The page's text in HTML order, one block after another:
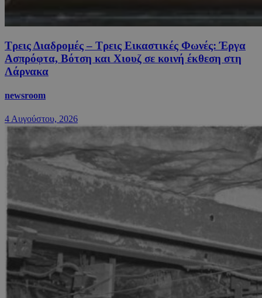
Τρεις Διαδρομές – Τρεις Εικαστικές Φωνές: Έργα
Ασπρόφτα, Βότση και Χιουζ σε κοινή έκθεση στη
Λάρνακα
newsroom
4 Αυγούστου, 2026